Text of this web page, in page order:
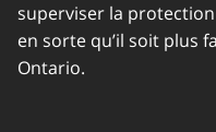
superviser la
en sorte qu’il soit plus
Ontario.